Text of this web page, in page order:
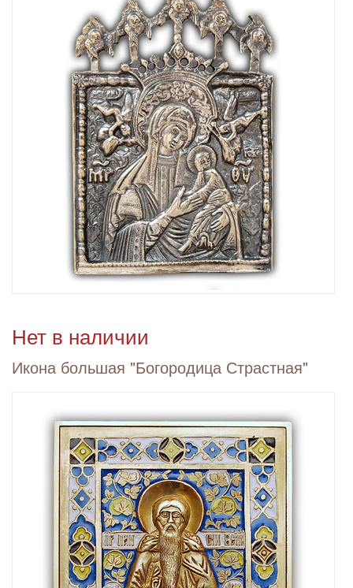
Нет в наличии
Икона большая "Богородица Страстная"